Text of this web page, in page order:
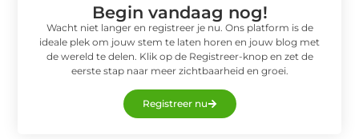
Begin vandaag nog!
Wacht niet langer en registreer je nu. Ons platform is de
ideale plek om jouw stem te laten horen en jouw blog met
de wereld te delen. Klik op de Registreer-knop en zet de
eerste stap naar meer zichtbaarheid en groei.
Registreer nu